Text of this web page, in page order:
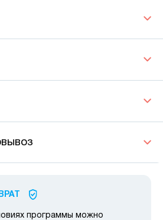
программы можно